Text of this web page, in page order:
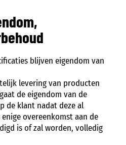
blijven eigendom van
levering van producten
de eigendom van de
de klant nadat deze al
overeenkomst aan de
is of zal worden, volledig